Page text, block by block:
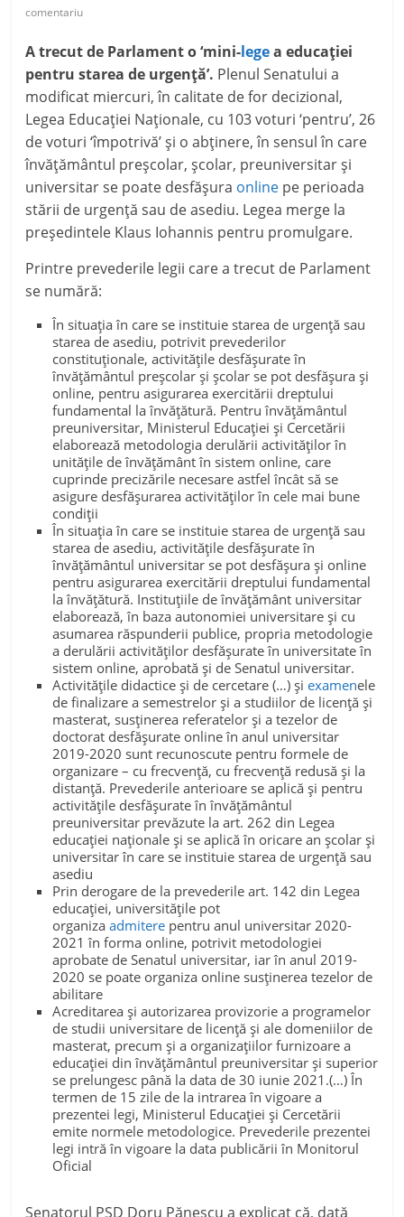
comentariu
A trecut de Parlament o ‘mini-legea educației
pentru starea de urgență’. Plenul Senatului a
modificat miercuri, în calitate de for decizional,
Legea Educației Naționale, cu 103 voturi ‘pentru’, 26
de voturi ‘împotrivă’ şi o abţinere, în sensul în care
învăţământul preşcolar, şcolar, preuniversitar şi
universitar se poate desfăşura online pe perioada
stării de urgenţă sau de asediu. Legea merge la
președintele Klaus Iohannis pentru promulgare.
Printre prevederile legii care a trecut de Parlament
se numără:
În situaţia în care se instituie starea de urgenţă sau
starea de asediu, potrivit prevederilor
constituţionale, activităţile desfăşurate în
învăţământul preşcolar şi şcolar se pot desfăşura şi
online, pentru asigurarea exercitării dreptului
fundamental la învăţătură. Pentru învăţământul
preuniversitar, Ministerul Educaţiei şi Cercetării
elaborează metodologia derulării activităţilor în
unităţile de învăţământ în sistem online, care
cuprinde precizările necesare astfel încât să se
asigure desfăşurarea activităţilor în cele mai bune
condiţii
În situaţia în care se instituie starea de urgenţă sau
starea de asediu, activităţile desfăşurate în
învăţământul universitar se pot desfăşura şi online
pentru asigurarea exercitării dreptului fundamental
la învăţătură. Instituţiile de învăţământ universitar
elaborează, în baza autonomiei universitare şi cu
asumarea răspunderii publice, propria metodologie
a derulării activităţilor desfăşurate în universitate în
sistem online, aprobată şi de Senatul universitar.
Activităţile didactice şi de cercetare (…) şiexamenele
de finalizare a semestrelor şi a studiilor de licenţă şi
masterat, susţinerea referatelor şi a tezelor de
doctorat desfăşurate online în anul universitar
2019-2020 sunt recunoscute pentru formele de
organizare – cu frecvenţă, cu frecvenţă redusă şi la
distanţă. Prevederile anterioare se aplică şi pentru
activităţile desfăşurate în învăţământul
preuniversitar prevăzute la art. 262 din Legea
educaţiei naţionale şi se aplică în oricare an şcolar şi
universitar în care se instituie starea de urgenţă sau
asediu
Prin derogare de la prevederile art. 142 din Legea
educaţiei, universităţile pot
organizaadmitere pentru anul universitar 2020-
2021 în forma online, potrivit metodologiei
aprobate de Senatul universitar, iar în anul 2019-
2020 se poate organiza online susţinerea tezelor de
abilitare
Acreditarea şi autorizarea provizorie a programelor
de studii universitare de licenţă şi ale domeniilor de
masterat, precum şi a organizaţiilor furnizoare a
educaţiei din învăţământul preuniversitar şi superior
se prelungesc până la data de 30 iunie 2021.(…) În
termen de 15 zile de la intrarea în vigoare a
prezentei legi, Ministerul Educaţiei şi Cercetării
emite normele metodologice. Prevederile prezentei
legi intră în vigoare la data publicării în Monitorul
Oficial
Senatorul PSD Doru Pănescu a explicat că, dată